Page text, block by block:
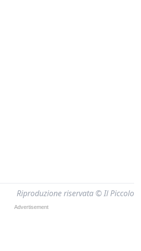
Riproduzione riservata © Il Piccolo